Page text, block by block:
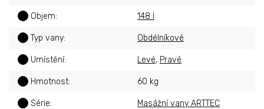
Objem: 148 l
Typ vany: Obdélníkové
Umístění: Levé, Pravé
Hmotnost: 60 kg
Série: Masážní vany ARTTEC